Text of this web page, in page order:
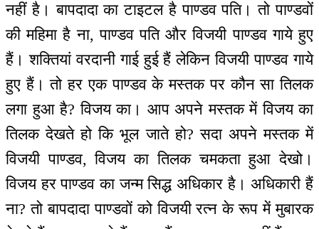
नहीं है। बापदादा का टाइटल है पाण्डव पति। तो पाण्डवों
की महिमा है ना, पाण्डव पति और विजयी पाण्डव गाये हुए
हैं। शक्तियां वरदानी गाई हुई हैं लेकिन विजयी पाण्डव गाये
हुए हैं। तो हर एक पाण्डव के मस्तक पर कौन सा तिलक
लगा हुआ है? विजय का। आप अपने मस्तक में विजय का
तिलक देखते हो कि भूल जाते हो? सदा अपने मस्तक में
विजयी पाण्डव, विजय का तिलक चमकता हुआ देखो।
विजय हर पाण्डव का जन्म सिद्ध अधिकार है। अधिकारी हैं
ना? तो बापदादा पाण्डवों को विजयी रत्न के रूप में मुबारक